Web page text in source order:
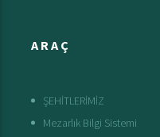
A R A Ç
ŞEHİTLERİMİZ
Mezarlık Bilgi Sistemi